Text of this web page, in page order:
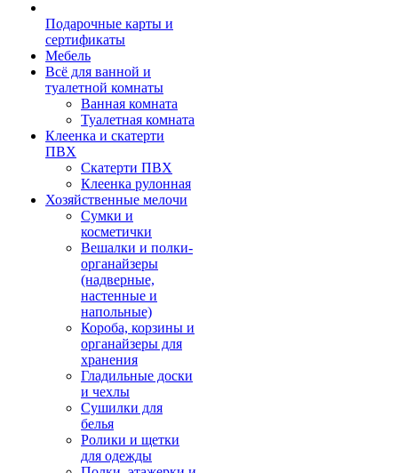
Подарочные карты и
сертификаты
Мебель
Всё для ванной и
туалетной комнаты
Ванная комната
Туалетная комната
Клеенка и скатерти
ПВХ
Скатерти ПВХ
Клеенка рулонная
Хозяйственные мелочи
Сумки и
косметички
Вешалки и полки-
органайзеры
(надверные,
настенные и
напольные)
Короба, корзины и
органайзеры для
хранения
Гладильные доски
и чехлы
Сушилки для
белья
Ролики и щетки
для одежды